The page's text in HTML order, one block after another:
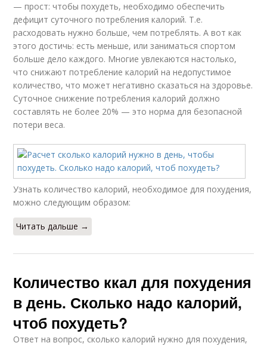
— прост: чтобы похудеть, необходимо обеспечить
дефицит суточного потребления калорий. Т.е.
расходовать нужно больше, чем потреблять. А вот как
этого достичь: есть меньше, или заниматься спортом
больше дело каждого. Многие увлекаются настолько,
что снижают потребление калорий на недопустимое
количество, что может негативно сказаться на здоровье.
Суточное снижение потребления калорий должно
составлять не более 20% — это норма для безопасной
потери веса.
Узнать количество калорий, необходимое для похудения,
можно следующим образом:
Читать дальше →
Количество ккал для похудения
в день. Сколько надо калорий,
чтоб похудеть?
Ответ на вопрос, сколько калорий нужно для похудения,